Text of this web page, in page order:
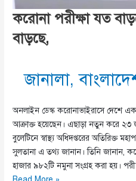
করোনা পরীক্ষা যত
বাড়ছে,
জানালা,
অনলাইন ডেস্ক করোনাভাইরাসে দেশে
আক্রাক্ত হয়েছেন। এছাড়া নতুন করে ২৩
বুলেটিনে স্বাস্থ্য অধিদপ্তরের অতিরিক্ত
সুলতানা এ তথ্য জানান। তিনি জানান,
হাজার ৯৮২টি নমুনা সংগ্রহ করা হয়।